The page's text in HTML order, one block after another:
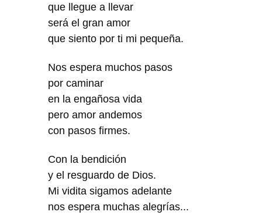
que llegue a llevar
será el gran amor
que siento por ti mi pequeña.
Nos espera muchos pasos
por caminar
en la engañosa vida
pero amor andemos
con pasos firmes.
Con la bendición
y el resguardo de Dios.
Mi vidita sigamos adelante
nos espera muchas alegrías...